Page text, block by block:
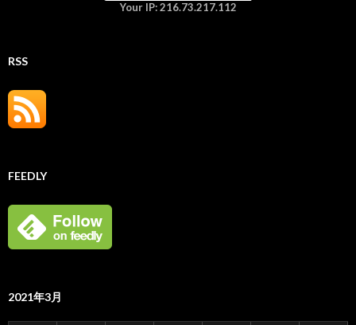
Your IP: 216.73.217.112
RSS
FEEDLY
2021年3月